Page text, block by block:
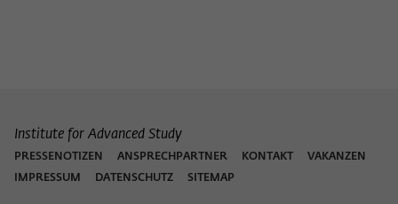
Institute for Advanced Study
PRESSENOTIZEN ANSPRECHPARTNER KONTAKT
VAKANZEN
IMPRESSUM
DATENSCHUTZ SITEMAP